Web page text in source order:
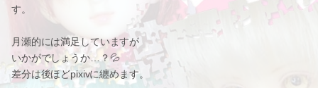
す。
月瀬的には満足していますが
いかがでしょうか…？💦
差分は後ほどpixivに纏めます。